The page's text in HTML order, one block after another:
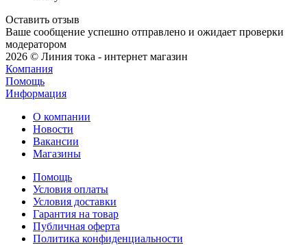
Оставить отзыв
Ваше сообщение успешно отправлено и ожидает проверки
модератором
2026 © Линия тока - интернет магазин
Компания
Помощь
Информация
О компании
Новости
Вакансии
Магазины
Помощь
Условия оплаты
Условия доставки
Гарантия на товар
Публичная оферта
Политика конфиденциальности